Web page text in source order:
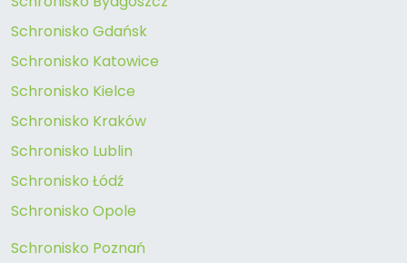
Schronisko Gdańsk
Schronisko Katowice
Schronisko Kielce
Schronisko Kraków
Schronisko Lublin
Schronisko Łódź
Schronisko Opole
Schronisko Poznań